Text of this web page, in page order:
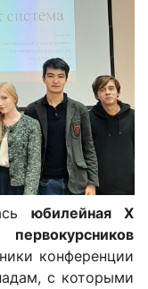
юбилейная Х
конференции
с которыми